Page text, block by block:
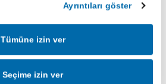
Ayrıntıları göster
Tümüne izin ver
Seçime izin ver